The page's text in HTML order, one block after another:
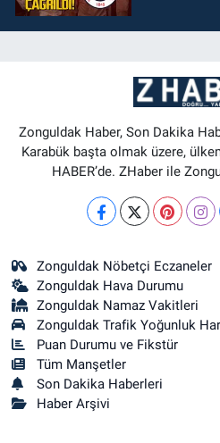
Zonguldak Haber, Son Dakika
Karabük başta olmak üzere,
HABER’de. ZHaber ile
Zonguldak Nöbetçi Eczaneler
Zonguldak Hava Durumu
Zonguldak Namaz Vakitleri
Zonguldak Trafik Yoğunluk
Puan Durumu ve Fikstür
Tüm Manşetler
Son Dakika Haberleri
Haber Arşivi